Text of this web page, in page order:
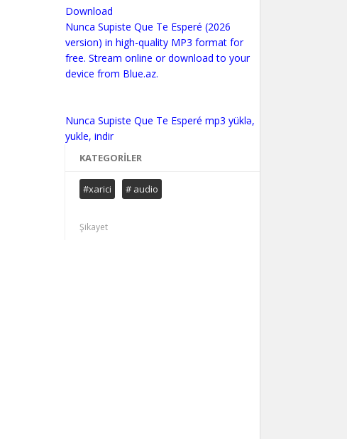
Download
Nunca Supiste Que Te Esperé (2026
version) in high-quality MP3 format for
free. Stream online or download to your
device from Blue.az.
Nunca Supiste Que Te Esperé mp3 yüklə,
yukle, indir
KATEGORILER
#xarici # audio
Şikayet